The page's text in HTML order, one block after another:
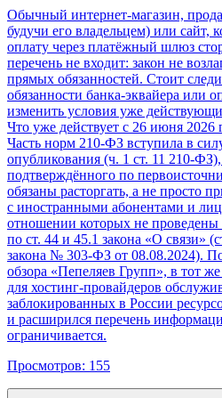
Обычный интернет-магазин,
будучи его владельцем) или сайт,
оплату через платёжный шлюз
перечень не входит: закон не
прямых обязанностей. Стоит
обязанности банка-эквайера или
изменить условия уже
Что уже действует с 26 июня 2026
Часть норм 210-ФЗ вступила в
опубликования (ч. 1 ст. 11 210-
подтверждённого по
обязаны расторгать, а не просто
с иностранными абонентами и
отношении которых не
по ст. 44 и 45.1 закона «О связи»
закона № 303-ФЗ от 08.08.2024).
обзора «Пепеляев Групп», в тот
для хостинг-провайдеров
заблокированных в России
и расширился перечень
ограничивается.
Просмотров: 155